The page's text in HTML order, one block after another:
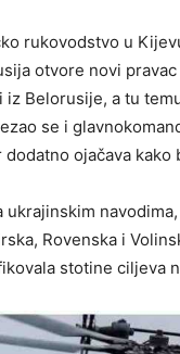
rukovodstvo u
otvore novi
iz Belorusije, a tu
se i
dodatno ojačava
ukrajinskim
Rovenska i
stotine ciljeva